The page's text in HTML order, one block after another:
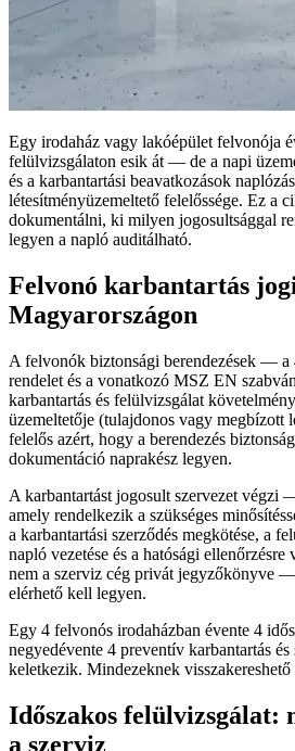
Egy irodaház vagy lakóépület felvonója
felülvizsgálaton esik át — de a napi
és a karbantartási beavatkozások
létesítményüzemeltető felelőssége. Ez a
dokumentálni, ki milyen jogosultsággal
legyen a napló auditálható.
Felvonó karbantartás
Magyarországon
A felvonók biztonsági berendezések —
rendelet és a vonatkozó MSZ EN
karbantartás és felülvizsgálat
üzemeltetője (tulajdonos vagy megbízott
felelős azért, hogy a berendezés
dokumentáció naprakész legyen.
A karbantartást jogosult szervezet végzi
amely rendelkezik a szükséges
a karbantartási szerződés megkötése, a
napló vezetése és a hatósági
nem a szerviz cég privát jegyzőkönyve
elérhető kell legyen.
Egy 4 felvonós irodaházban évente 4
negyedévente 4 preventív karbantartás és
keletkezik. Mindezeknek
Időszakos felülvizsgálat:
a szerviz